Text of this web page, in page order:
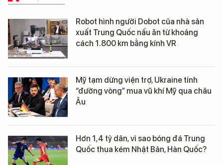
Robot hình người Dobot của nhà sản
xuất Trung Quốc nấu ăn từ khoảng
cách 1.800 km bằng kính VR
Mỹ tạm dừng viện trợ, Ukraine tính
“đường vòng” mua vũ khí Mỹ qua châu
Âu
Hơn 1,4 tỷ dân, vì sao bóng đá Trung
Quốc thua kém Nhật Bản, Hàn Quốc?